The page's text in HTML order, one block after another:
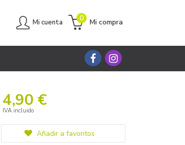
Mi cuenta Mi compra
0
4,90 €
IVA incluido
Añadir a favoritos